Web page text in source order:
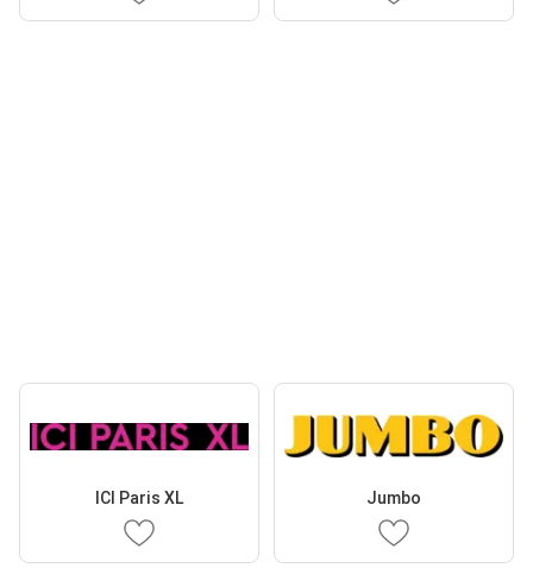
ICI Paris XL Jumbo